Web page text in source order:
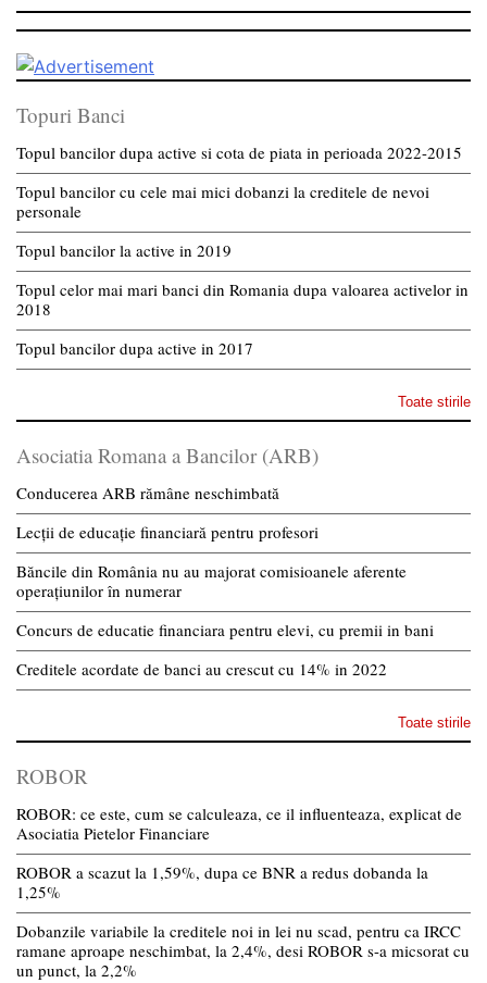
Topuri Banci
Topul bancilor dupa active si cota de piata in perioada 2022-2015
Topul bancilor cu cele mai mici dobanzi la creditele de nevoi
personale
Topul bancilor la active in 2019
Topul celor mai mari banci din Romania dupa valoarea activelor in
2018
Topul bancilor dupa active in 2017
Toate stirile
Asociatia Romana a Bancilor (ARB)
Conducerea ARB rămâne neschimbată
Lecții de educație financiară pentru profesori
Băncile din România nu au majorat comisioanele aferente
operațiunilor în numerar
Concurs de educatie financiara pentru elevi, cu premii in bani
Creditele acordate de banci au crescut cu 14% in 2022
Toate stirile
ROBOR
ROBOR: ce este, cum se calculeaza, ce il influenteaza, explicat de
Asociatia Pietelor Financiare
ROBOR a scazut la 1,59%, dupa ce BNR a redus dobanda la
1,25%
Dobanzile variabile la creditele noi in lei nu scad, pentru ca IRCC
ramane aproape neschimbat, la 2,4%, desi ROBOR s-a micsorat cu
un punct, la 2,2%